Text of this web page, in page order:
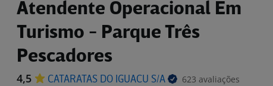
Atendente Operacional Em
Turismo - Parque Três
Pescadores
4,5 CATARATAS DO IGUACU S/A 623 avaliações